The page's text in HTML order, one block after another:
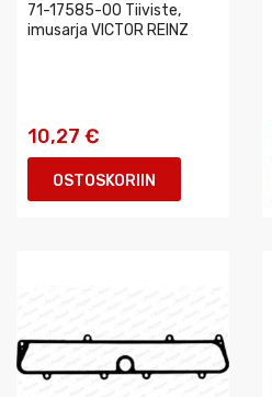
71-17585-00 Tiiviste,
imusarja VICTOR REINZ
10,27 €
OSTOSKORIIN